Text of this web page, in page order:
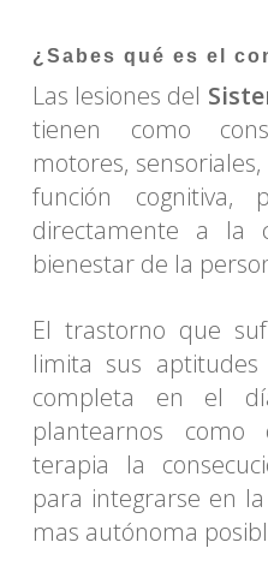
¿Sabes qué es el
Las lesiones del
tienen como
motores,
función
directamente a la
bienestar de la
El trastorno que
limita sus
completa en el
plantearnos
terapia la
para integrarse en
mas autónoma